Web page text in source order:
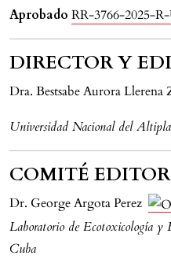
Aprobado RR-3766-2025-
DIRECTOR Y
Dra. Bestsabe Aurora Llerena
Universidad Nacional del
COMITÉ
Dr. George Argota Perez
Laboratorio de Ecotoxicología y
Cuba